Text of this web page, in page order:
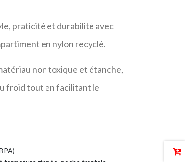
praticité et durabilité avec
en nylon recyclé.
non toxique et étanche,
froid tout en facilitant le